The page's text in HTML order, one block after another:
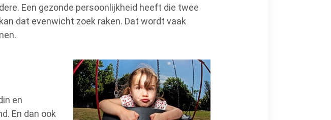
Een gezonde persoonlijkheid heeft die twee
dat evenwicht zoek raken. Dat wordt vaak
en
En dan ook